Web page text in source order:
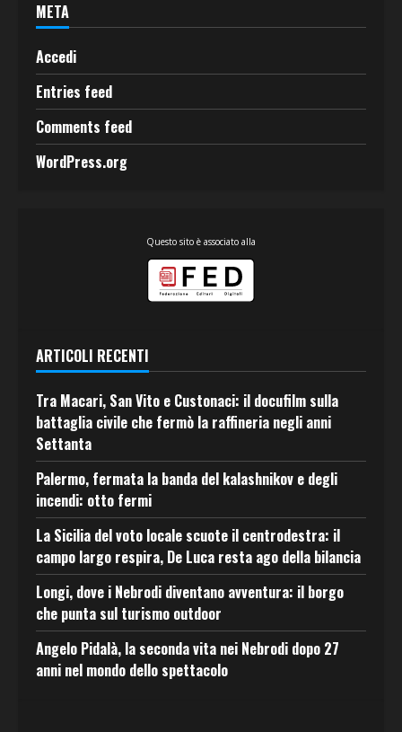
META
Accedi
Entries feed
Comments feed
WordPress.org
Questo sito è associato alla
ARTICOLI RECENTI
Tra Macari, San Vito e Custonaci: il docufilm sulla
battaglia civile che fermò la raffineria negli anni
Settanta
Palermo, fermata la banda del kalashnikov e degli
incendi: otto fermi
La Sicilia del voto locale scuote il centrodestra: il
campo largo respira, De Luca resta ago della bilancia
Longi, dove i Nebrodi diventano avventura: il borgo
che punta sul turismo outdoor
Angelo Pidalà, la seconda vita nei Nebrodi dopo 27
anni nel mondo dello spettacolo